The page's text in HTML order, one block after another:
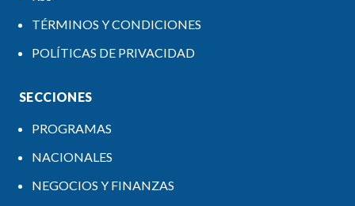
TÉRMINOS Y CONDICIONES
POLÍTICAS DE PRIVACIDAD
SECCIONES
PROGRAMAS
NACIONALES
NEGOCIOS Y FINANZAS